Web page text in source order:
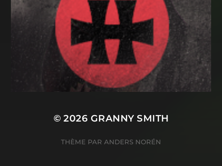
© 2026 GRANNY SMITH
THÈME PAR ANDERS NORÉN